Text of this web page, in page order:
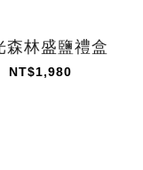
森林盛鹽禮盒
NT$1,980